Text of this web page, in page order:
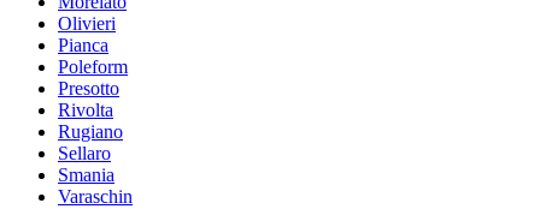
Olivieri
Pianca
Poleform
Presotto
Rivolta
Rugiano
Sellaro
Smania
Varaschin